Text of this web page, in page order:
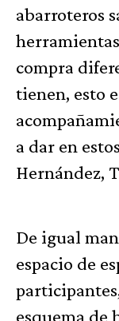
abarroteros
compra
tienen, esto
a dar en
Hernández,
De igual
espacio de
esquema de